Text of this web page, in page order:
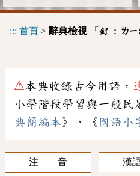
::: 首頁 > 辭典檢視「 釕 : ㄌㄧ
⚠本典收錄古今用語，
小學階段學習與一般民
典簡編本》、《 國語小
注 音
漢